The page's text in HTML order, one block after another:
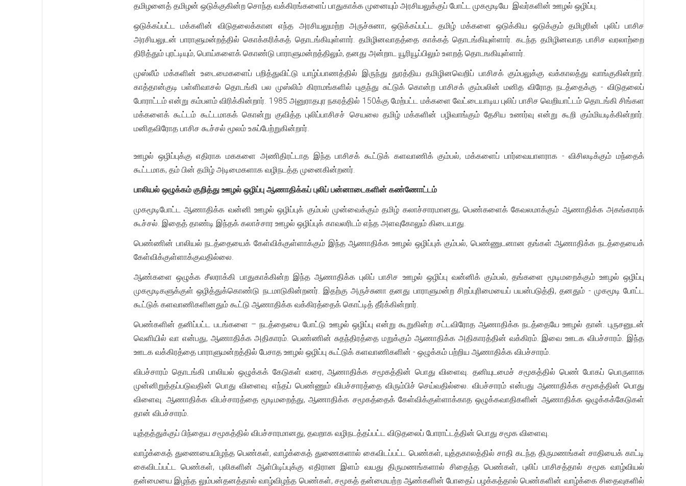
தமிழனைத் தமிழன் ஒடுக்குகின்ற சொந்த வக்கிரங்களைப் பாதுகாக்க முனையும் அரசியலுக்குப் போட்ட முகமூடியே இவர்களின் ஊழல் ஒழிப்பு.
ஒடுக்கப்பட்ட மக்களின் விடுதலைக்கான எந்த அரசியலுமற்ற அருச்சுனா, ஒடுக்கப்பட்ட தமிழ் மக்களை ஒடுக்கிய ஒடுக்கும் தமிழரின் புலிப் பாசிச
அரசியலுடன் பாராளுமன்றத்தில் கொக்கரிக்கத் தொடங்கியுள்ளார். தமிழினவாதத்தை காக்கத் தொடங்கியுள்ளார். கடந்த தமிழினவாத பாசிச வரலாற்றை
திரித்தும் புரட்டியும், பொய்களைக் கொண்டு பாராளுமன்றத்திலும், தனது அன்றாட யூரியூப்பிலும் உளறத் தொடஙகியுள்ளார்.
முஸ்லீம் மக்களின் உடைமைகளைப் பறித்துவிட்டு யாழ்ப்பாணத்தில் இருந்து துரத்திய தமிழினவெறிப் பாசிசக் கும்பலுக்கு வக்காலத்து வாங்குகின்றார்.
காத்தான்குடி பள்ளிவாசல் தொடங்கி பல முஸ்லிம் கிராமங்களில் புகுந்து சுட்டுக் கொன்ற பாசிசக் கும்பலின் மனித விரோத நடத்தைக்கு - விடுதலைப்
போராட்டம் என்று கம்பளம் விரிக்கின்றார். 1985 அனுராதபுர நகரத்தில் 150க்கு மேற்பட்ட மக்களை வேட்டையாடிய புலிப் பாசிச வெறியாட்டம் தொடங்கி சிங்கள
மக்களைக் கூட்டம் கூட்டமாகக் கொன்று குவித்த புலிப்பாசிசச் செயலை தமிழ் மக்களின் பழிவாங்கும் தேசிய உணர்வு என்று கூறி கும்மியடிக்கின்றார்.
மனிதவிரோத பாசிச கூச்சல் மூலம் உசுப்பேற்றுகின்றார்.
ஊழல் ஒழிப்புக்கு எதிராக மககளை அணிதிரட்டாத இந்த பாசிசக் கூட்டுக் களவாணிக் கும்பல், மக்களைப் பார்வையாளராக - விசிலடிக்கும் மந்தைக்
கூட்டமாக, தம் பின் தமிழ் அடிமைகளாக வழிநடத்த முனைகின்றனர்.
பாலியல் ஒழுக்கம் குறித்து ஊழல் ஒழிப்பு ஆணாதிக்கப் புலிப் பன்னாடைகளின் கண்ணோட்டம்
முகமூடிபோட்ட ஆணாதிக்க வன்னி ஊழல் ஒழிப்புக் கும்பல் முன்வைக்கும் தமிழ் கலாச்சாரமானது, பெண்களைக் கேவலமாக்கும் ஆணாதிக்க அகங்காரக்
கூச்சல். இதைத் தாண்டி இந்தக் கலாச்சார ஊழல் ஒழிப்புக் காவலரிடம் எந்த அளவுகோலும் கிடையாது.
பெண்ணின் பாலியல் நடத்தையைக் கேள்விக்குள்ளாக்கும் இந்த ஆணாதிக்க ஊழல் ஒழிப்புக் கும்பல், பெண்ணுடனான தங்கள் ஆணாதிக்க நடத்தையைக்
கேள்விக்குள்ளாக்குவதில்லை.
ஆண்களை ஒழுக்க சீலராக்கி பாதுகாக்கின்ற இந்த ஆணாதிக்க புலிப் பாசிச ஊழல் ஒழிப்பு வன்னிக் கும்பல், தங்களை மூடிமறைக்கும் ஊழல் ஒழிப்பு
முகமூடிகளுக்குள் ஒழித்துக்கொண்டு நடமாடுகின்றனர். இதற்கு அருச்சுனா தனது பாராளுமன்ற சிறப்புரிமையைப் பயன்படுத்தி, தனதும் - முகமூடி போட்ட
கூட்டுக் களவாணிகளினதும் கூட்டு ஆணாதிக்க வக்கிரத்தைக் கொட்டித் தீர்க்கின்றார்.
பெண்களின் தனிப்பட்ட படங்களை – நடத்தையை போட்டு ஊழல் ஒழிப்பு என்று கூறுகின்ற சட்டவிரோத ஆணாதிக்க நடத்தையே ஊழல் தான். புருசனுடன்
வெளியில் வா என்பது, ஆணாதிக்க அதிகாரம். பெண்ணின் சுதந்திரத்தை மறுக்கும் ஆணாதிக்க அதிகாரத்தின் வக்கிரம். இவை ஊடக விபச்சாரம். இந்த
ஊடக வக்கிரத்தை பாராளுமன்றத்தில் பேசாத ஊழல் ஒழிப்பு கூட்டுக் களவாணிகளின் - ஒழுக்கம் பற்றிய ஆணாதிக்க விபச்சாரம்.
விபச்சாரம் தொடங்கி பாலியல் ஒழுக்கக் கேடுகள் வரை, ஆணாதிக்க சமூகத்தின் பொது விளைவு. தனியுடமைச் சமூகத்தில் பெண் போகப் பொருளாக
முன்னிறுத்தப்படுவதின் பொது விளைவு. எந்தப் பெண்ணும் விபச்சாரத்தை விரும்பிச் செய்வதில்லை. விபச்சாரம் என்பது ஆணாதிக்க சமூகத்தின் பொது
விளைவு. ஆணாதிக்க விபச்சாரத்தை மூடிமறைத்து, ஆணாதிக்க சமூகத்தைக் கேள்விக்குள்ளாக்காத ஒழுக்கவாதிகளின் ஆணாதிக்க ஒழுக்கக்கேடுகள்
தான் விபச்சாரம்.
யுத்தத்துக்குப் பிந்தைய சமூகத்தில் விபச்சாரமானது, தவறாக வழிநடத்தப்பட்ட விடுதலைப் போராட்டத்தின் பொது சமூக விளைவு.
வாழ்க்கைத் துணையையிழந்த பெண்கள், வாழ்க்கைத் துணைகளால் கைவிடப்பட்ட பெண்கள், யுத்தகாலத்தில் சாதி கடந்த திருமணங்கள் சாதியைக் காட்டி
கைவிடப்பட்ட பெண்கள், புலிகளின் ஆள்பிடிப்புக்கு எதிரான இளம் வயது திருமணங்களால் சிதைந்த பெண்கள், புலிப் பாசிசத்தால் சமூக வாழ்வியல்
தன்மையை இழந்த லும்பன்தனத்தால் வாழ்விழந்த பெண்கள், சமூகத் தன்மையற்ற ஆண்களின் போதைப் பழக்கத்தால் பெண்களின் வாழ்க்கை சிதைவுகளில்